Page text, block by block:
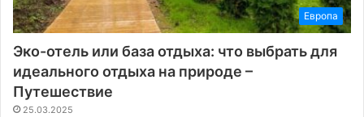
Европа
Эко-отель или база отдыха: что выбрать для
идеального отдыха на природе –
Путешествие
25.03.2025